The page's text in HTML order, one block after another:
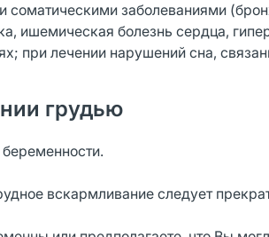
соматическими заболеваниями
ишемическая болезнь сердца,
при лечении нарушений сна,
грудью
вскармливание следует